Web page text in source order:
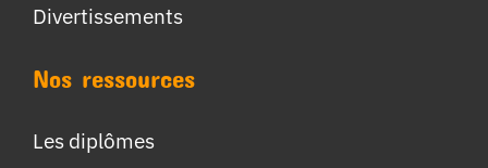
Divertissements
Nos ressources
Les diplômes